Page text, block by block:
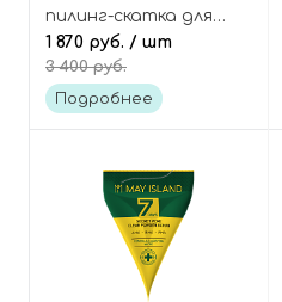
пилинг-скатка для
гладкости кожи с
коллагеном, Red Lacto
Collagen Konjac Peeling
1 870 руб. / шт
3 400 руб.
Подробнее